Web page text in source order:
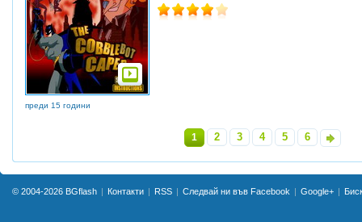
преди 15 години
1 2 3 4 5 6»
© 2004-2026 BGflash Контакти RSS Следвай ни във Facebook Google+